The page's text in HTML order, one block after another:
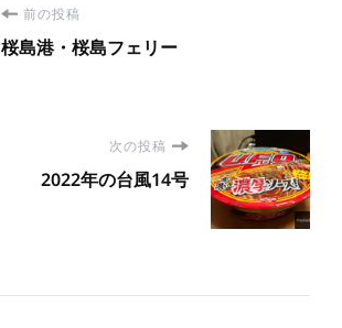
前の投稿
桜島港・桜島フェリー
次の投稿
2022年の台風14号